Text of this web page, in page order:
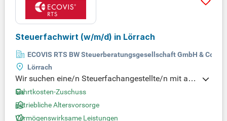
Steuerfachwirt (w/m/d) in Lörrach
ECOVIS RTS BW Steuerberatungsgesellschaft GmbH & Co. KG
Lörrach
Wir suchen eine/n Steuerfachangestellte/n mit abg
eschlossener Ausbildung und idealerweise einer W
eiterbildung zum/zur Steuerfachwirt/in oder Bilanz
buchhalter/in. Berufserfahrung in der Finanzbuchh
Fahrtkosten-Zuschuss
Betriebliche Altersvorsorge
Vermögenswirksame Leistungen